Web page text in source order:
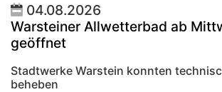
04.08.2026
Warsteiner Allwetterbad ab
geöffnet
Stadtwerke Warstein konnten
beheben